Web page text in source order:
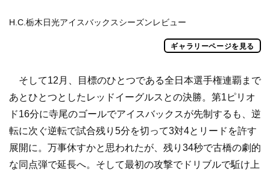
H.C.栃木日光アイスバックスシーズンレビュー
ギャラリーページを見る
そして12月、目標のひとつである全日本選手権連覇まで
あとひとつとしたレッドイーグルスとの決勝。第1ピリオ
ド16分に寺尾のゴールでアイスバックスが先制するも、逆
転に次ぐ逆転で試合残り5分を切って3対4とリードを許す
展開に。万事休すかと思われたが、残り34秒で古橋の劇的
な同点弾で延長へ。そして最初の攻撃でドリブルで駈け上